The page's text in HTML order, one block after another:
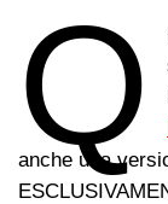
Q
anche una